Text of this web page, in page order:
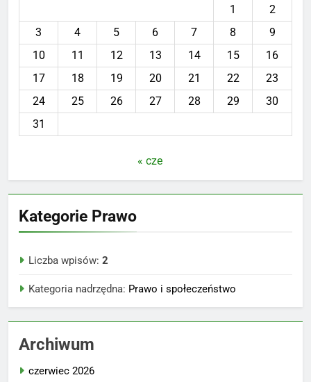
1
2
3
4 5 6 7 8
9
10
11 12 13 14 15
16
17
18 19 20 21 22
23
24
25 26 27 28 29
30
31
« cze
Kategorie Prawo
Liczba wpisów: 2
Kategoria nadrzędna: Prawo i społeczeństwo
Archiwum
czerwiec 2026